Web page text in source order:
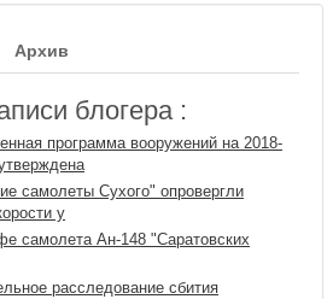
Архив
блогера :
программа вооружений на 2018-
самолеты Сухого" опровергли
у
самолета Ан-148 "Саратовских
расследование сбития